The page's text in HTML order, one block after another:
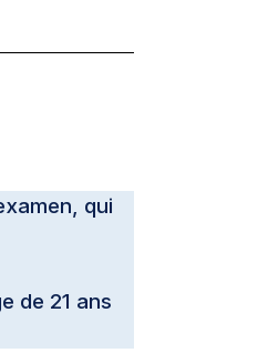
qui
de 21 ans